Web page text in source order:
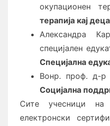
окупационен
терапија кај
Александра
специјален
Специјална
Вонр. проф. д-р
Социјална
Сите учесници на
електронски